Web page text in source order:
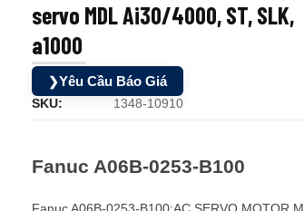
servo MDL Ai30/4000, ST, SLK,
a1000
❯Yêu Cầu Báo Giá
SKU: 1348-10910
Fanuc A06B-0253-B100